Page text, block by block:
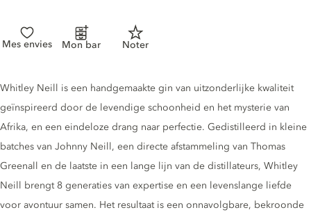
Mes envies Mon bar Noter
Gin description
Whitley Neill is een handgemaakte gin van uitzonderlijke kwaliteit
geïnspireerd door de levendige schoonheid en het mysterie van
Afrika, en een eindeloze drang naar perfectie. Gedistilleerd in kleine
batches van Johnny Neill, een directe afstammeling van Thomas
Greenall en de laatste in een lange lijn van de distillateurs, Whitley
Neill brengt 8 generaties van expertise en een levenslange liefde
voor avontuur samen. Het resultaat is een onnavolgbare, bekroonde